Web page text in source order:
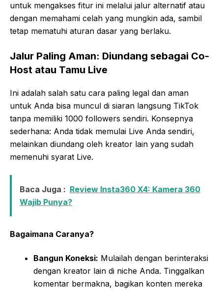
untuk mengakses fitur ini melalui jalur alternatif atau
dengan memahami celah yang mungkin ada, sambil
tetap mematuhi aturan dasar yang berlaku.
Jalur Paling Aman: Diundang sebagai Co-
Host atau Tamu Live
Ini adalah salah satu cara paling legal dan aman
untuk Anda bisa muncul di siaran langsung TikTok
tanpa memiliki 1000 followers sendiri. Konsepnya
sederhana: Anda tidak memulai Live Anda sendiri,
melainkan diundang oleh kreator lain yang sudah
memenuhi syarat Live.
Baca Juga : Review Insta360 X4: Kamera 360
Wajib Punya?
Bagaimana Caranya?
Bangun Koneksi: Mulailah dengan berinteraksi
dengan kreator lain di niche Anda. Tinggalkan
komentar bermakna, bagikan konten mereka